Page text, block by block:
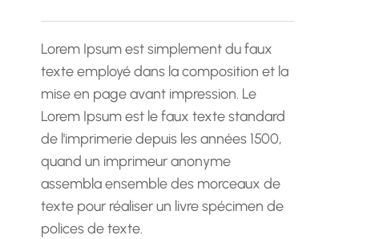
h
e
Lorem Ipsum est simplement du faux
texte employé dans la composition et la
mise en page avant impression. Le
Lorem Ipsum est le faux texte standard
de l'imprimerie depuis les années 1500,
quand un imprimeur anonyme
assembla ensemble des morceaux de
texte pour réaliser un livre spécimen de
polices de texte.